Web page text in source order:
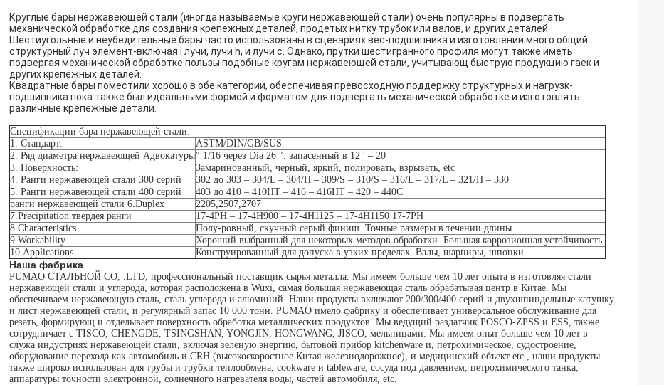
Круглые бары нержавеющей стали (иногда называемые круги нержавеющей стали) очень популярны в подвергать
механической обработке для создания крепежных деталей, продетых нитку трубок или валов, и других деталей.
Шестиугольные и неубедительные бары часто использованы в сценариях вес-подшипника и изготовлении много общий
структурный луч элемент-включая i лучи, лучи h, и лучи c. Однако, прутки шестигранного профиля могут также иметь
подвергая механической обработке пользы подобные кругам нержавеющей стали, учитывающ быструю продукцию гаек и
других крепежных деталей.
Квадратные бары поместили хорошо в обе категории, обеспечивая превосходную поддержку структурных и нагрузк-
подшипника пока также был идеальными формой и форматом для подвергать механической обработке и изготовлять
различные крепежные детали.
Спецификации бара нержавеющей стали:
1. Стандарт:
ASTM/DIN/GB/SUS
2. Ряд диаметра нержавеющей Адвокатуры″ 1/16 через Dia 26 ″. запасенный в 12 ′ – 20
3. Поверхность:
Замаринованный, черный, яркий, полировать, взрывать, etc
4. Ранги нержавеющей стали 300 серий
302 до 303 – 304/L – 304/H – 309/S – 310/S – 316/L – 317/L – 321/H – 330
5. Ранги нержавеющей стали 400 серий
403 до 410 – 410HT – 416 – 416HT – 420 – 440C
ранги нержавеющей стали 6.Duplex
2205,2507,2707
7.Precipitation твердея ранги
17-4PH – 17-4H900 – 17-4H1125 – 17-4H1150 17-7PH
8.Characteristics
Полу-ровный, скучный серый финиш. Точные размеры в течении длины.
9.Workability
Хороший выбранный для некоторых методов обработки. Большая коррозионная устойчивость.
10.Applications
Конструированный для допуска в узких пределах. Валы, шарниры, шпонки
Наша фабрика
PUMAO СТАЛЬНОЙ CO, .LTD, профессиональный поставщик сырья металла. Мы имеем больше чем 10 лет опыта в изготовляя стали
нержавеющей стали и углерода, которая расположена в Wuxi, самая большая нержавеющая сталь обрабатывая центр в Китае. Мы
обеспечиваем нержавеющую сталь, сталь углерода и алюминий. Наши продукты включают 200/300/400 серий и двухшпиндельные катушку
и лист нержавеющей стали, и регулярный запас 10 000 тонн. PUMAO имело фабрику и обеспечивает универсальное обслуживание для
резать, формирующ и отделывает поверхность обработка металлических продуктов. Мы ведущий раздатчик POSCO-ZPSS и ESS, также
сотрудничает с TISCO, CHENGDE, TSINGSHAN, YONGJIN, HONGWANG, JISCO, мельницами. Мы имеем опыт больше чем 10 лет в
служа индустриях нержавеющей стали, включая зеленую энергию, бытовой прибор kitchenware и, петрохимическое, судостроение,
оборудование перехода как автомобиль и CRH (высокоскоростное Китая железнодорожное), и медицинский объект etc., наши продукты
также широко использован для трубы и трубки теплообмена, cookware и tableware, сосуда под давлением, петрохимического танка,
аппаратуры точности электронной, солнечного нагревателя воды, частей автомобиля, etc.